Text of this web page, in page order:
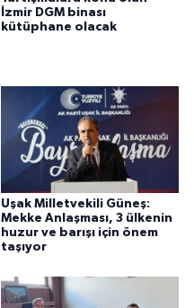
İzmir DGM binası
kütüphane olacak
Uşak Milletvekili Güneş:
Mekke Anlaşması, 3 ülkenin
huzur ve barışı için önem
taşıyor